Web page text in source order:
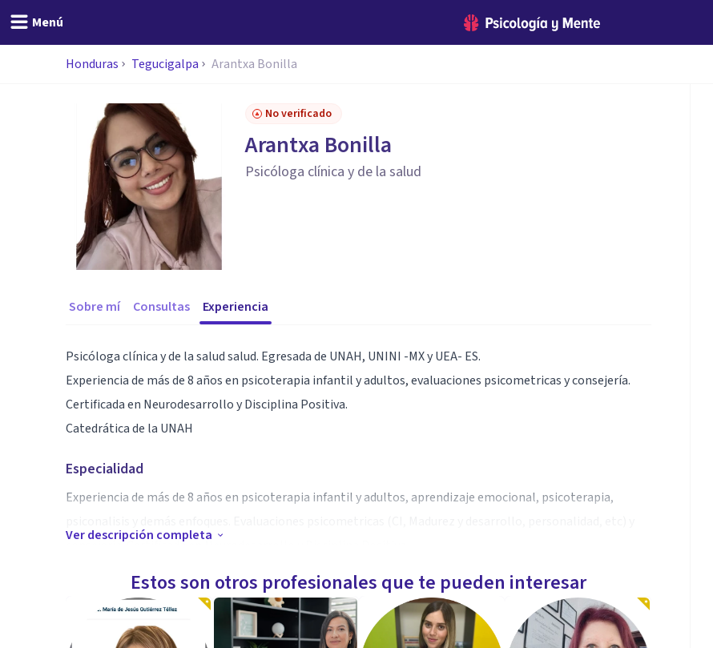
Menú
Honduras Tegucigalpa Arantxa Bonilla
No verificado
Arantxa Bonilla
Psicóloga clínica y de la salud
Sobre mí Consultas Experiencia
Psicóloga clínica y de la salud salud. Egresada de UNAH, UNINI -MX y UEA- ES.
Experiencia de más de 8 años en psicoterapia infantil y adultos, evaluaciones psicometricas y consejería.
Certificada en Neurodesarrollo y Disciplina Positiva.
Catedrática de la UNAH
Especialidad
Experiencia de más de 8 años en psicoterapia infantil y adultos, aprendizaje emocional, psicoterapia,
consejería. Certificada en Neurodesarrollo y Disciplina Positiva.
Aptitudes
Educación emocional
Ver descripción completa
Estos son otros profesionales que te pueden interesar